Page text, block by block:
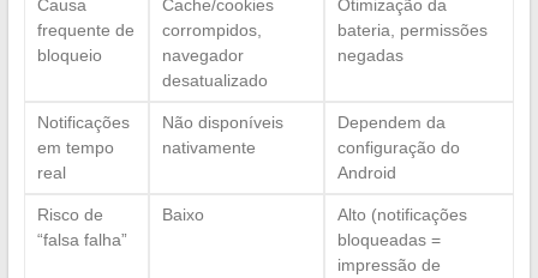
Causa
frequente de
bloqueio
Cache/cookies
corrompidos,
navegador
desatualizado
Otimização da
bateria, permissões
negadas
Notificações
em tempo
real
Não disponíveis
nativamente
Dependem da
configuração do
Android
Risco de
“falsa falha”
Baixo
Alto (notificações
bloqueadas =
impressão de